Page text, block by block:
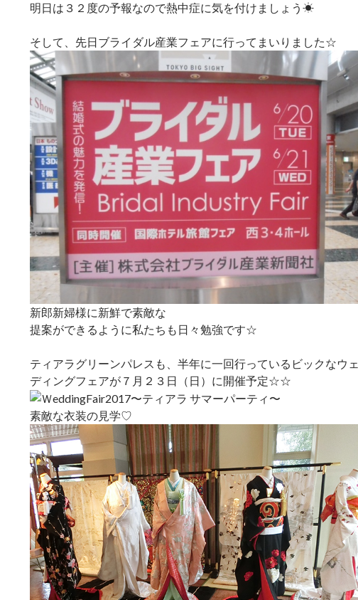
明日は３２度の予報なので熱中症に気を付けましょう☀
そして、先日ブライダル産業フェアに行ってまいりました☆
新郎新婦様に新鮮で素敵な
提案ができるように私たちも日々勉強です☆
ティアラグリーンパレスも、半年に一回行っているビックなウェ
ディングフェアが７月２３日（日）に開催予定☆☆
素敵な衣装の見学♡